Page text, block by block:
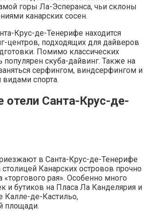
горы Ла-Эсперанса, чьи склоны
канарских сосен.
Крус-де-Тенерифе находится
центров, подходящих для дайверов
Помимо классических
популярен скуба-дайвинг. Также на
серфингом, виндсерфингом и
спорта.
отели Санта-Крус-де-
в Санта-Крус-де-Тенерифе
Канарских островов прочно
«торгового рая». Особенно много
и бутиков на Пласа Ла Канделярия и
Калле-де-Кастильо,
площади.